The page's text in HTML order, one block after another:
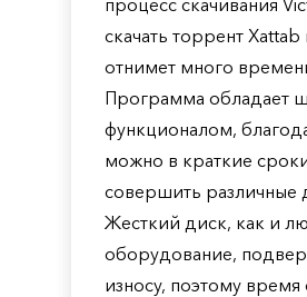
процесс скачивания
скачать торрент Xattab
отнимет много
Программа обладает
функционалом,
можно в краткие
совершить различные
Жесткий диск, как и
оборудование,
износу, поэтому время